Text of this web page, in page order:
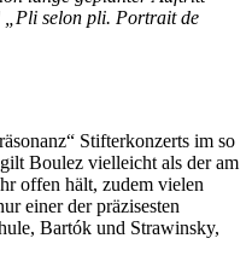
„Pli selon pli. Portrait de
Stifterkonzerts im so
Boulez vielleicht als der am
offen hält, zudem vielen
einer der präzisesten
Bartók und Strawinsky,